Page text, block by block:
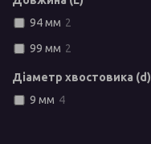
94 мм 2
99 мм 2
Діаметр хвостовика (d)
9 мм 4